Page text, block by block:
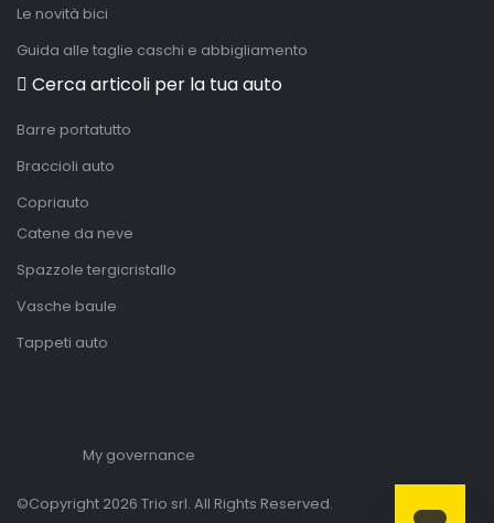
Le novità bici
Guida alle taglie caschi e abbigliamento
Cerca articoli per la tua auto
Barre portatutto
Braccioli auto
Copriauto
Catene da neve
Spazzole tergicristallo
Vasche baule
Tappeti auto
My governance
©Copyright 2026 Trio srl. All Rights Reserved.